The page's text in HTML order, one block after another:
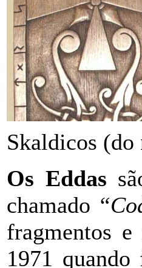
Skaldicos
Os Eddas
chamado
fragmentos
1971